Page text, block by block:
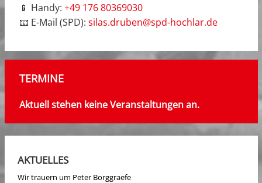
📱 Handy: +49 176 80369030
📧 E-Mail (SPD): silas.druben@spd-hochlar.de
TERMINE
Aktuell stehen keine Veranstaltungen an.
AKTUELLES
Wir trauern um Peter Borggraefe